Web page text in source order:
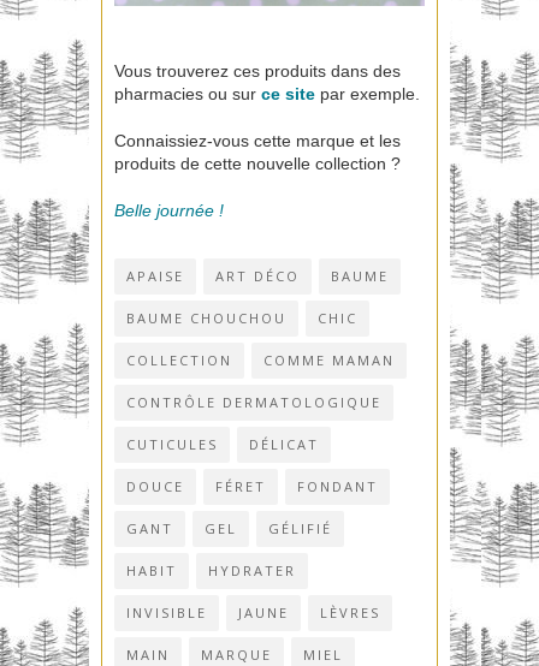
Vous trouverez ces produits dans des
pharmacies ou sur ce site par exemple.
Connaissiez-vous cette marque et les
produits de cette nouvelle collection ?
Belle journée !
APAISE ART DÉCO BAUME
BAUME CHOUCHOU CHIC
COLLECTION COMME MAMAN
CONTRÔLE DERMATOLOGIQUE
CUTICULES DÉLICAT
DOUCE FÉRET FONDANT
GANT GEL GÉLIFIÉ
HABIT HYDRATER
INVISIBLE JAUNE LÈVRES
MAIN MARQUE MIEL